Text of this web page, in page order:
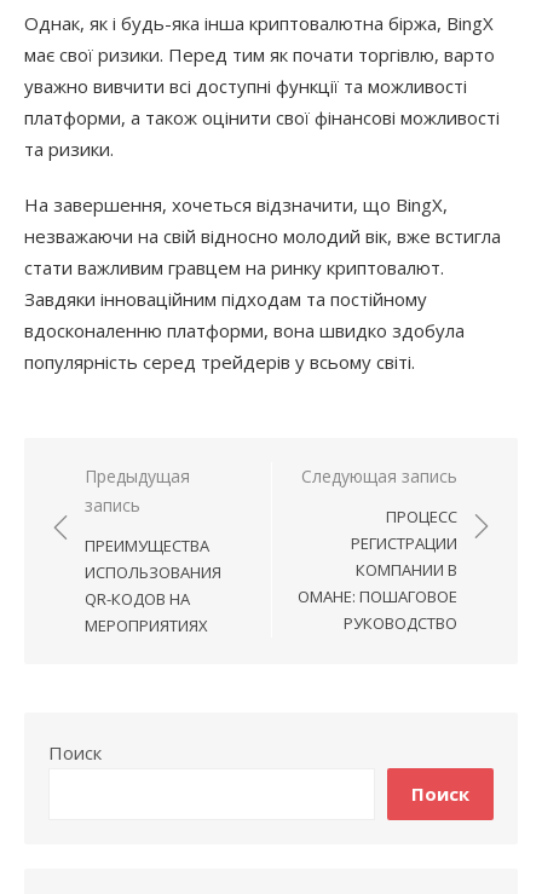
Однак, як і будь-яка інша криптовалютна біржа, BingX
має свої ризики. Перед тим як почати торгівлю, варто
уважно вивчити всі доступні функції та можливості
платформи, а також оцінити свої фінансові можливості
та ризики.
На завершення, хочеться відзначити, що BingX,
незважаючи на свій відносно молодий вік, вже встигла
стати важливим гравцем на ринку криптовалют.
Завдяки інноваційним підходам та постійному
вдосконаленню платформи, вона швидко здобула
популярність серед трейдерів у всьому світі.
Навигация
по
записям
Предыдущая
запись
ПРЕИМУЩЕСТВА
ИСПОЛЬЗОВАНИЯ
QR-КОДОВ НА
МЕРОПРИЯТИЯХ
Следующая запись
ПРОЦЕСС
РЕГИСТРАЦИИ
КОМПАНИИ В
ОМАНЕ: ПОШАГОВОЕ
РУКОВОДСТВО
Поиск
Поиск